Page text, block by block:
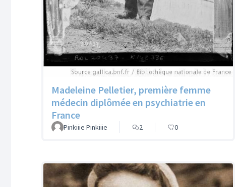
Madeleine Pelletier, première femme
médecin diplômée en psychiatrie en
France
Pinkiiie Pinkiiie 2 0